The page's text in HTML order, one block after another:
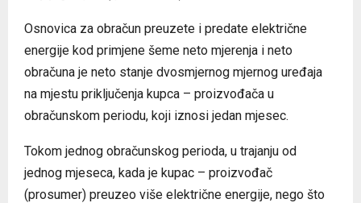
Osnovica za obračun preuzete i predate električne
energije kod primjene šeme neto mjerenja i neto
obračuna je neto stanje dvosmjernog mjernog uređaja
na mjestu priključenja kupca – proizvođača u
obračunskom periodu, koji iznosi jedan mjesec.
Tokom jednog obračunskog perioda, u trajanju od
jednog mjeseca, kada je kupac – proizvođač
(prosumer) preuzeo više električne energije, nego što